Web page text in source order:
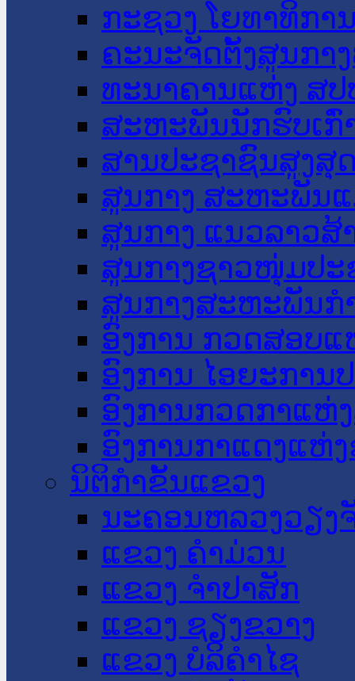
ກະຊວງ ໂຍທາທິກາ
ຄະນະຈັດຕັ້ງສູນກາ
ທະນາຄານແຫ່ງ ສປ
ສະຫະພັນນັກຮົບເກົ່
ສານປະຊາຊົນສູງສຸ
ສູນກາງ ສະຫະພັນ
ສູນກາງ ແນວລາວສ້
ສູນກາງຊາວໜຸ່ມປະ
ສູນກາງສະຫະພັນກ
ອົງການ ກວດສອບແ
ອົງການ ໄອຍະການ
ອົງການກວດກາແຫ່
ອົງການກາແດງແຫ່
ນິຕິກໍາຂັ້ນແຂວງ
ນະ​ຄອນ​ຫລວງວຽງ
ແຂວງ ຄໍາມ່ວນ
ແຂວງ ຈໍາປາສັກ
ແຂວງ ຊຽງຂວາງ
ແຂວງ ບໍລິຄໍາໄຊ